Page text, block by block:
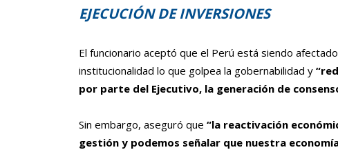
EJECUCIÓN DE INVERSIONES
El funcionario aceptó que el Perú está siendo
institucionalidad lo que golpea la gobernabilidad y
por parte del Ejecutivo, la generación de
Sin embargo, aseguró que “la reactivación
gestión y podemos señalar que nuestra